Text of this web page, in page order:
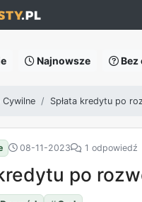
Najnowsze Bez
Cywilne Spłata kredytu po
08-11-2023 1 odpowiedź
po